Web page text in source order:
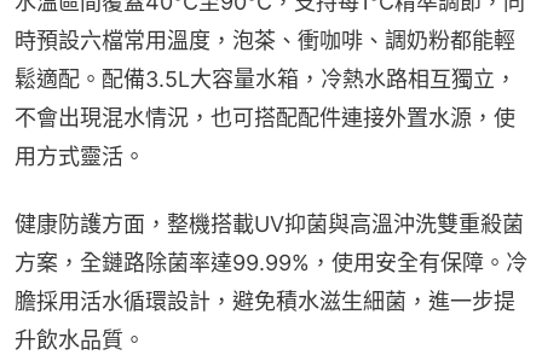
時預設六檔常用溫度，泡茶、衝咖啡、調奶粉都能輕
鬆適配。配備3.5L大容量水箱，冷熱水路相互獨立，
不會出現混水情況，也可搭配配件連接外置水源，使
用方式靈活。
健康防護方面，整機搭載UV抑菌與高溫沖洗雙重殺菌
方案，全鏈路除菌率達99.99%，使用安全有保障。冷
膽採用活水循環設計，避免積水滋生細菌，進一步提
升飲水品質。